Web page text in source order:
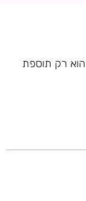
הוא רק תוספת